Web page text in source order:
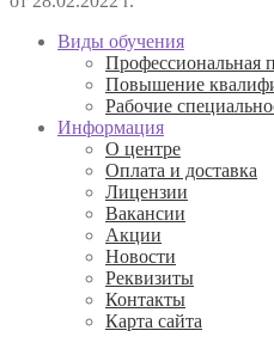
Виды обучения
Профессиональная
Повышение
Рабочие
Информация
О центре
Оплата и доставка
Лицензии
Вакансии
Акции
Новости
Реквизиты
Контакты
Карта сайта